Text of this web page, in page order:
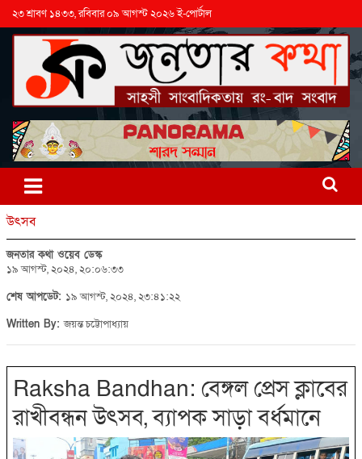
২৩ শ্রাবণ ১৪৩৩, রবিবার ০৯ আগস্ট ২০২৬ ই-পোর্টাল
উৎসব
জনতার কথা ওয়েব ডেস্ক
১৯ আগস্ট, ২০২৪, ২০:০৬:৩৩
শেষ আপডেট: ১৯ আগস্ট, ২০২৪, ২৩:৪১:২২
Written By:জয়ন্ত চট্টোপাধ্যায়
Raksha Bandhan: বেঙ্গল প্রেস ক্লাবের
রাখীবন্ধন উৎসব, ব্যাপক সাড়া বর্ধমানে